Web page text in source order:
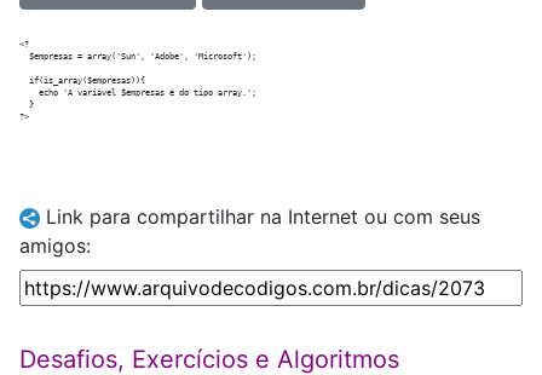
<?
  $empresas = array('Sun', 'Adobe', 'Microsoft');
  if(is_array($empresas)){
    echo 'A variável $empresas é do tipo array.';
  }
Link para compartilhar na Internet ou com seus
amigos:
Desafios, Exercícios e Algoritmos